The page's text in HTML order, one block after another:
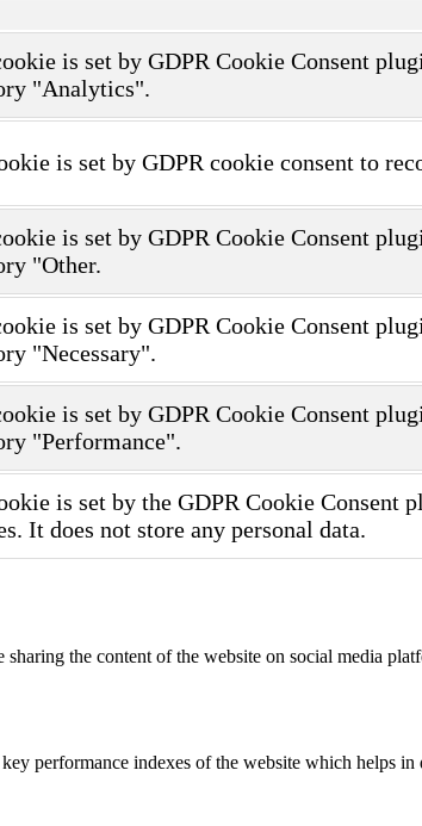
is set by GDPR Cookie Consent
"Analytics".
is set by GDPR cookie consent to
is set by GDPR Cookie Consent
"Other.
is set by GDPR Cookie Consent
"Necessary".
is set by GDPR Cookie Consent
"Performance".
is set by the GDPR Cookie Consent
It does not store any personal data.
the content of the website on social media
performance indexes of the website which helps